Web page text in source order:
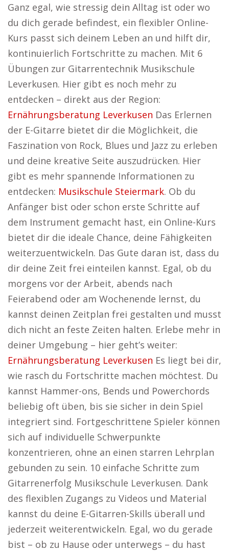
Ganz egal, wie stressig dein Alltag ist oder wo
du dich gerade befindest, ein flexibler Online-
Kurs passt sich deinem Leben an und hilft dir,
kontinuierlich Fortschritte zu machen. Mit 6
Übungen zur Gitarrentechnik Musikschule
Leverkusen. Hier gibt es noch mehr zu
entdecken – direkt aus der Region:
Ernährungsberatung Leverkusen Das Erlernen
der E-Gitarre bietet dir die Möglichkeit, die
Faszination von Rock, Blues und Jazz zu erleben
und deine kreative Seite auszudrücken. Hier
gibt es mehr spannende Informationen zu
entdecken: Musikschule Steiermark. Ob du
Anfänger bist oder schon erste Schritte auf
dem Instrument gemacht hast, ein Online-Kurs
bietet dir die ideale Chance, deine Fähigkeiten
weiterzuentwickeln. Das Gute daran ist, dass du
dir deine Zeit frei einteilen kannst. Egal, ob du
morgens vor der Arbeit, abends nach
Feierabend oder am Wochenende lernst, du
kannst deinen Zeitplan frei gestalten und musst
dich nicht an feste Zeiten halten. Erlebe mehr in
deiner Umgebung – hier geht’s weiter:
Ernährungsberatung Leverkusen Es liegt bei dir,
wie rasch du Fortschritte machen möchtest. Du
kannst Hammer-ons, Bends und Powerchords
beliebig oft üben, bis sie sicher in dein Spiel
integriert sind. Fortgeschrittene Spieler können
sich auf individuelle Schwerpunkte
konzentrieren, ohne an einen starren Lehrplan
gebunden zu sein. 10 einfache Schritte zum
Gitarrenerfolg Musikschule Leverkusen. Dank
des flexiblen Zugangs zu Videos und Material
kannst du deine E-Gitarren-Skills überall und
jederzeit weiterentwickeln. Egal, wo du gerade
bist – ob zu Hause oder unterwegs – du hast